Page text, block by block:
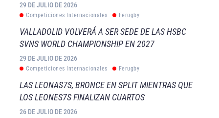
29 DE JULIO DE 2026
Competiciones Internacionales Ferugby
VALLADOLID VOLVERÁ A SER SEDE DE LAS HSBC
SVNS WORLD CHAMPIONSHIP EN 2027
29 DE JULIO DE 2026
Competiciones Internacionales Ferugby
LAS LEONAS7S, BRONCE EN SPLIT MIENTRAS QUE
LOS LEONES7S FINALIZAN CUARTOS
26 DE JULIO DE 2026